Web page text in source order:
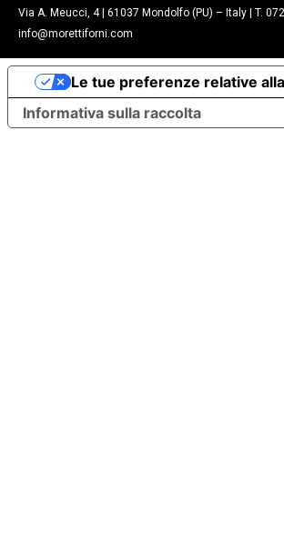
Via A. Meucci, 4 | 61037 Mondolfo (PU) – Italy | T.
info@morettiforni.com
Informativa sulla raccolta
Le tue preferenze relative